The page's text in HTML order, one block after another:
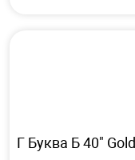
Г Буква Б 40" Gold